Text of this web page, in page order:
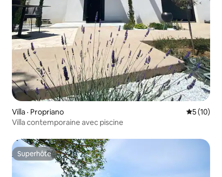
Villa · Propriano Note
5 (10)
Villa contemporaine avec piscine
Superhôte
Superhôte